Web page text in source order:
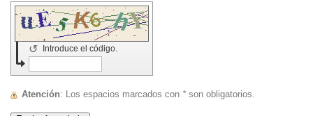
Introduce el código.
↺
Atención : Los espacios marcados con *son obligatorios.